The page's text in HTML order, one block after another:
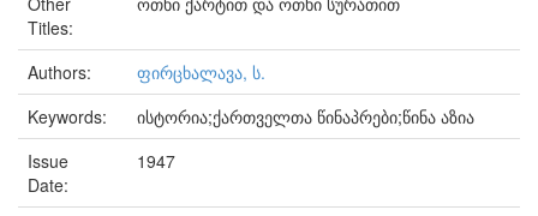
Titles:
Authors:
ფირცხალავა, ს.
Keywords:
ისტორია;ქართველთა წინაპრები;წინა აზია
Issue
Date:
1947